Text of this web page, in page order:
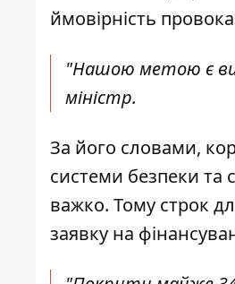
ймовірність
"Нашою метою є
міністр.
За його словами,
системи безпеки та
важко. Тому строк
заявку на